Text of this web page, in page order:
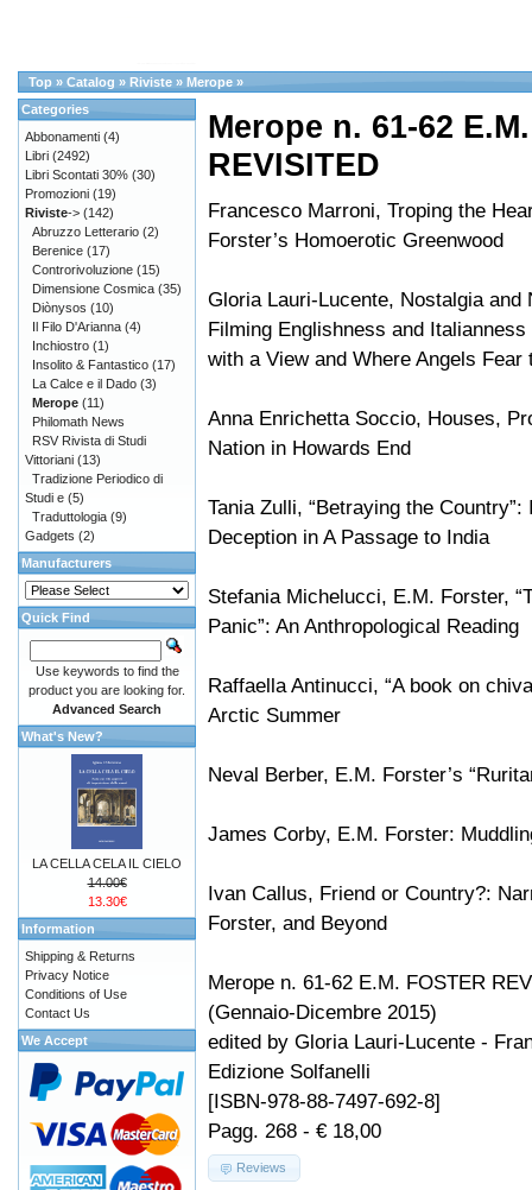
Top » Catalog » Riviste » Merope »
Merope n. 61-62
REVISITED
Francesco Marroni, Troping the
Forster’s Homoerotic Greenwood
Gloria Lauri-Lucente, Nostalgia and
Filming Englishness and Italianness
with a View and Where Angels Fear
Anna Enrichetta Soccio, Houses,
Nation in Howards End
Tania Zulli, “Betraying the Country”:
Deception in A Passage to India
Stefania Michelucci, E.M. Forster,
Panic”: An Anthropological Reading
Raffaella Antinucci, “A book on
Arctic Summer
Neval Berber, E.M. Forster’s
James Corby, E.M. Forster:
Ivan Callus, Friend or Country?:
Forster, and Beyond
Merope n. 61-62 E.M. FOSTER
(Gennaio-Dicembre 2015)
edited by Gloria Lauri-Lucente -
Edizione Solfanelli
[ISBN-978-88-7497-692-8]
Pagg. 268 - € 18,00
Reviews
Categories
Abbonamenti (4)
Libri (2492)
Libri Scontati 30% (30)
Promozioni (19)
Riviste-> (142)
Abruzzo Letterario (2)
Berenice (17)
Controrivoluzione (15)
Dimensione Cosmica (35)
Diònysos (10)
Il Filo D'Arianna (4)
Inchiostro (1)
Insolito & Fantastico (17)
La Calce e il Dado (3)
Merope (11)
Philomath News
RSV Rivista di Studi
Vittoriani (13)
Tradizione Periodico di
Studi e (5)
Traduttologia (9)
Gadgets (2)
Manufacturers
Quick Find
Use keywords to find the
product you are looking for.
Advanced Search
What's New?
LA CELLA CELA IL CIELO
14.00€
13.30€
Information
Shipping & Returns
Privacy Notice
Conditions of Use
Contact Us
We Accept